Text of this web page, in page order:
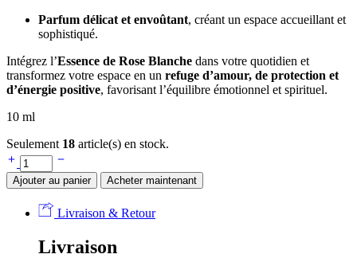
Parfum délicat et envoûtant, créant un espace accueillant et
sophistiqué.
Intégrez l’Essence de Rose Blanche dans votre quotidien et
transformez votre espace en un refuge d’amour, de protection et
d’énergie positive, favorisant l’équilibre émotionnel et spirituel.
10 ml
Seulement 18 article(s) en stock.
Ajouter au panier Acheter maintenant
Livraison & Retour
Livraison